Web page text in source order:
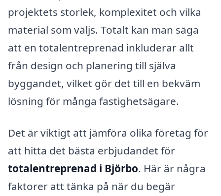
projektets storlek, komplexitet och vilka
material som väljs. Totalt kan man säga
att en totalentreprenad inkluderar allt
från design och planering till själva
byggandet, vilket gör det till en bekväm
lösning för många fastighetsägare.
Det är viktigt att jämföra olika företag för
att hitta det bästa erbjudandet för
totalentreprenad i Björbo. Här är några
faktorer att tänka på när du begär